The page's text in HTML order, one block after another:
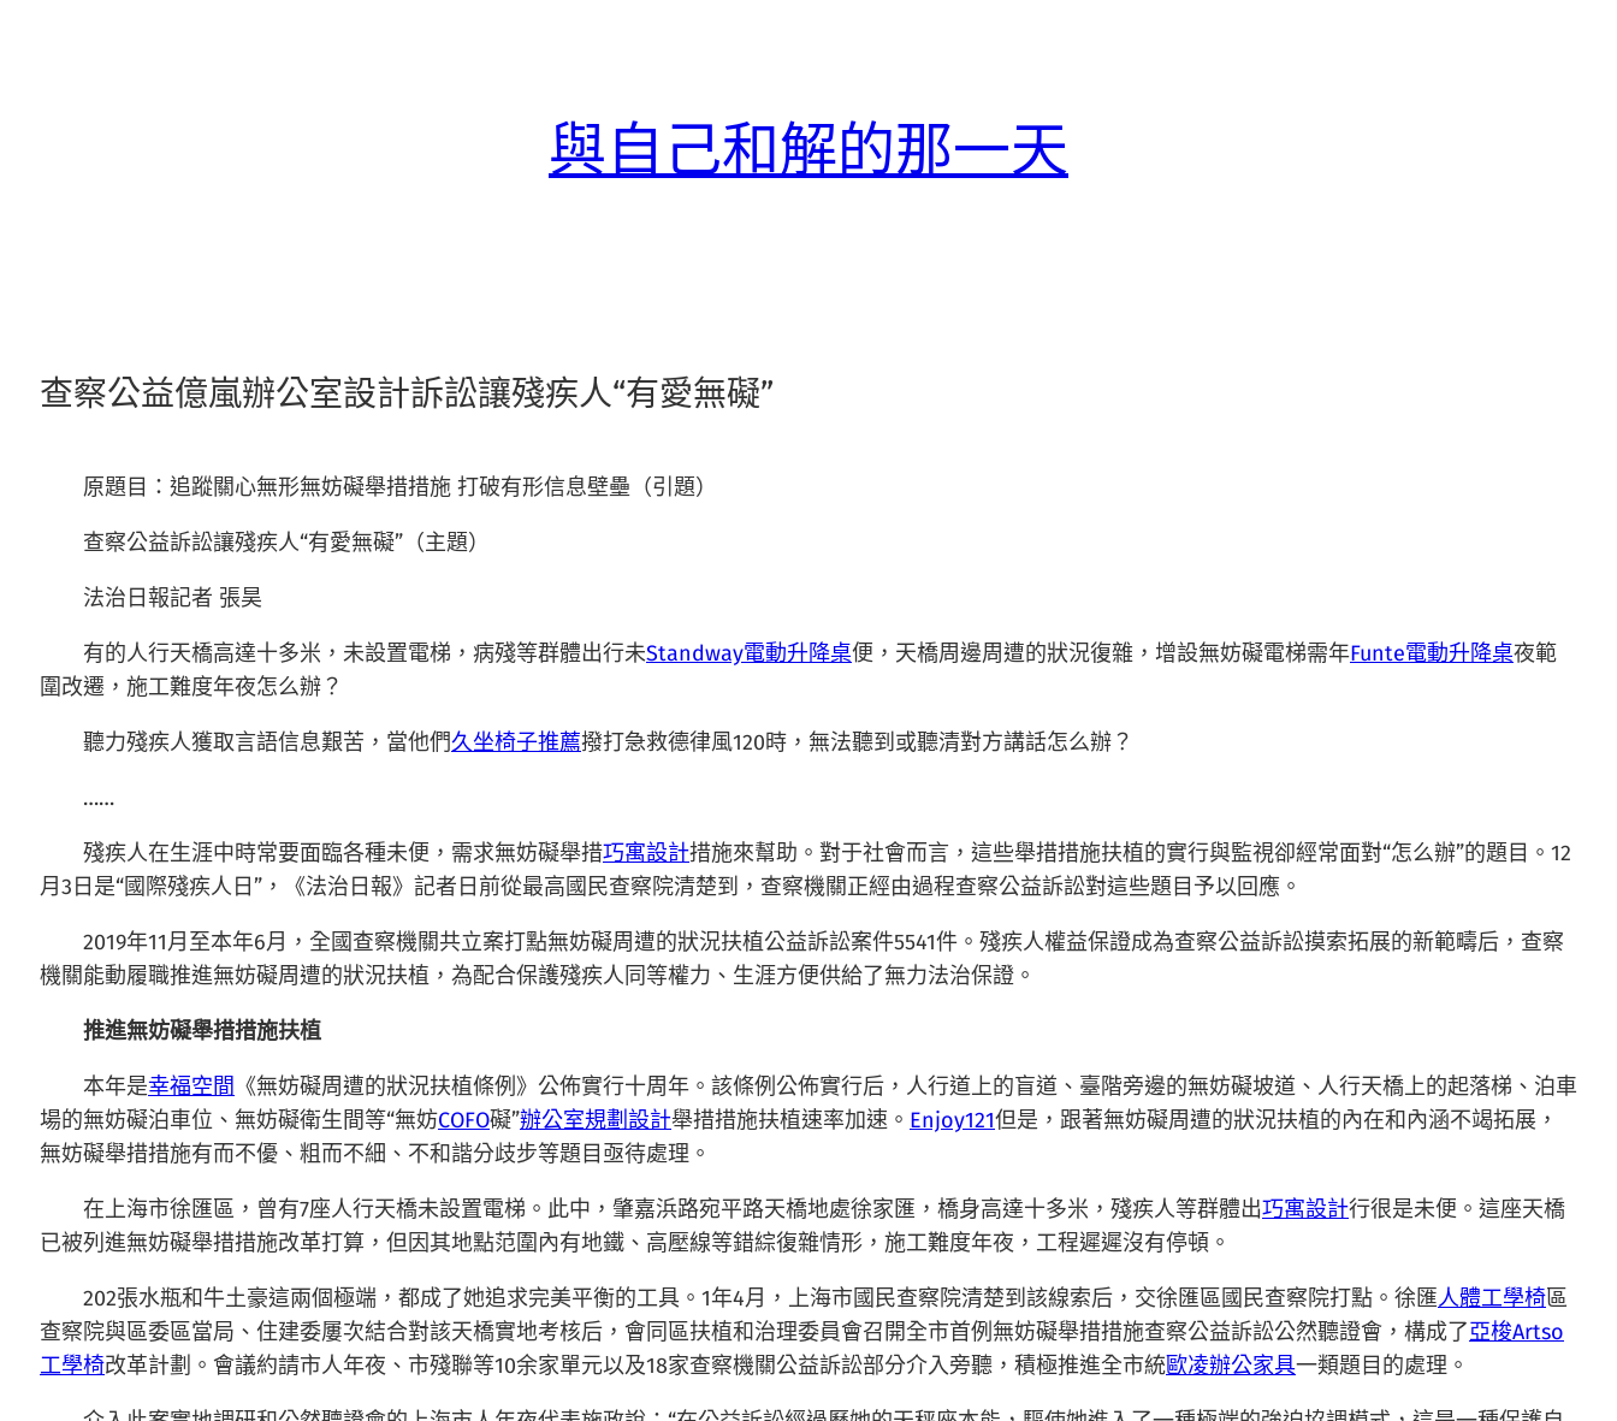
與自己和解的那一天
查察公益億嵐辦公室設計訴訟讓殘疾人“有愛無礙”
原題目：追蹤關心無形無妨礙舉措措施 打破有形信息壁壘（引題）
查察公益訴訟讓殘疾人“有愛無礙”（主題）
法治日報記者 張昊
有的人行天橋高達十多米，未設置電梯，病殘等群體出行未Standway電動升降桌便，天橋周邊周遭的狀況復雜，增設無妨礙電梯需年Funte電動升降桌夜範
圍改遷，施工難度年夜怎么辦？
聽力殘疾人獲取言語信息艱苦，當他們久坐椅子推薦撥打急救德律風120時，無法聽到或聽清對方講話怎么辦？
……
殘疾人在生涯中時常要面臨各種未便，需求無妨礙舉措巧寓設計措施來幫助。對于社會而言，這些舉措措施扶植的實行與監視卻經常面對“怎么辦”的題目。12
月3日是“國際殘疾人日”，《法治日報》記者日前從最高國民查察院清楚到，查察機關正經由過程查察公益訴訟對這些題目予以回應。
2019年11月至本年6月，全國查察機關共立案打點無妨礙周遭的狀況扶植公益訴訟案件5541件。殘疾人權益保證成為查察公益訴訟摸索拓展的新範疇后，查察
機關能動履職推進無妨礙周遭的狀況扶植，為配合保護殘疾人同等權力、生涯方便供給了無力法治保證。
推進無妨礙舉措措施扶植
本年是幸福空間 《無妨礙周遭的狀況扶植條例》公佈實行十周年。該條例公佈實行后，人行道上的盲道、臺階旁邊的無妨礙坡道、人行天橋上的起落梯、泊車
場的無妨礙泊車位、無妨礙衛生間等“無妨COFO礙”辦公室規劃設計舉措措施扶植速率加速。 Enjoy121但是，跟著無妨礙周遭的狀況扶植的內在和內涵不竭拓展，
無妨礙舉措措施有而不優、粗而不細、不和諧分歧步等題目亟待處理。
在上海市徐匯區，曾有7座人行天橋未設置電梯。此中，肇嘉浜路宛平路天橋地處徐家匯，橋身高達十多米，殘疾人等群體出巧寓設計行很是未便。這座天橋
已被列進無妨礙舉措措施改革打算，但因其地點范圍內有地鐵、高壓線等錯綜復雜情形，施工難度年夜，工程遲遲沒有停頓。
202張水瓶和牛土豪這兩個極端，都成了她追求完美平衡的工具。1年4月，上海市國民查察院清楚到該線索后，交徐匯區國民查察院打點。徐匯人體工學椅區
查察院與區委區當局、住建委屢次結合對該天橋實地考核后，會同區扶植和治理委員會召開全市首例無妨礙舉措措施查察公益訴訟公然聽證會，構成了亞梭Artso
工學椅改革計劃。會議約請市人年夜、市殘聯等10余家單元以及18家查察機關公益訴訟部分介入旁聽，積極推進全市統歐凌辦公家具一類題目的處理。